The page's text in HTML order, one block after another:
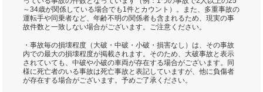
～34歳が関係している場合でも1件とカウント）。また、多重事故の
運転手や同乗者など、年齢不明の関係者も含まれるため、現実の事
故件数と一致しない場合がございます。ご注意ください。
・事故毎の損壊程度（大破・中破・小破・損害なし）は、その事故
内での最大の損壊程度が掲載されます。そのため、大破事故と表示
されていても、中破や小破の車両が存在する場合がございます。同
様に死亡者のいる事故は死亡事故と表記していますが、他に負傷者
が存在する場合がございます。予めご了承ください。